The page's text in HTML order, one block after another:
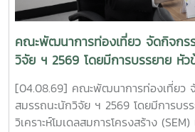
ชุมชน ขับเคลื่อนเศรษฐกิจฐานรากอย่
เรื่อง "การยกระดับรายได้ครัวเรือนและ
นวัตกรรมชุดอุปกรณ์ควบคุมสภาวะการเ
เรือนขนาดเล็กแบบกึ่งอัตโนมัติ" ดำเนิน
พงษ์ ฉั่วตระกูล หัวหน้าโครงการ จากมห
ผศ.เพ็ญวรัตน์ พันธ์ภัทรชัย และ อาจา
มหาวิทยาลัยเทคโนโลยีราชมงคลล้านน
คณะพัฒนาการท่องเที่ยว จัดกิจก
วิจัย ฯ 2569 โดยมีการบรรยาย หั
วิเคราะห์โมเดลสมการโครงสร้าง
ในงานวิจัย
[04.08.69] คณะพัฒนาการท่องเที่ยว
สมรรถนะนักวิจัย ฯ 2569 โดยมีการบ
วิเคราะห์โมเดลสมการโครงสร้าง